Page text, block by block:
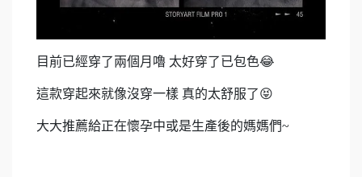
目前已經穿了兩個月嚕 太好穿了已包色😂
這款穿起來就像沒穿一樣 真的太舒服了😝
大大推薦給正在懷孕中或是生產後的媽媽們~